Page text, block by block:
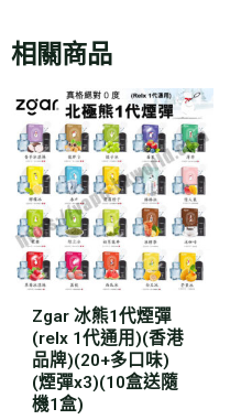
相關商品
Zgar 冰熊1代煙彈
(relx 1代通用)(香港
品牌)(20+多口味)
(煙彈x3)(10盒送隨
機1盒)